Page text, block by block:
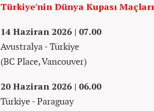
Türkiye'nin Dünya Kupası
14 Haziran 2026 | 07.00
Avustralya - Türkiye
(BC Place, Vancouver)
20 Haziran 2026 | 06.00
Türkiye - Paraguay